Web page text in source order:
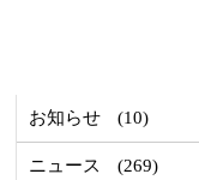
お知らせ (10)
ニュース (269)